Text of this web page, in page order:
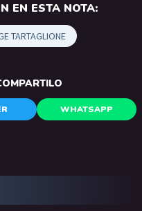
EN ESTA NOTA:
TARTAGLIONE
WHATSAPP